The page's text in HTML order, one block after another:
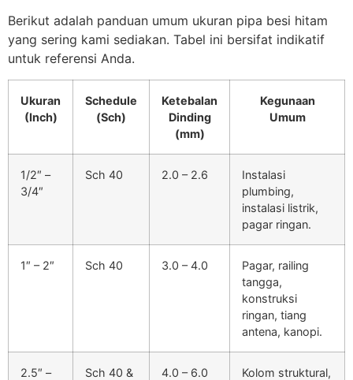
Berikut adalah panduan umum ukuran pipa besi hitam
yang sering kami sediakan. Tabel ini bersifat indikatif
untuk referensi Anda.
Ukuran
(Inch)
Schedule
(Sch)
Ketebalan
Dinding
(mm)
Kegunaan
Umum
1/2″ –
3/4″
Sch 40 2.0 – 2.6
Instalasi
plumbing,
instalasi listrik,
pagar ringan.
1″ – 2″ Sch 40 3.0 – 4.0
Pagar, railing
tangga,
konstruksi
ringan, tiang
antena, kanopi.
2.5″ –
Sch 40 &
4.0 – 6.0
Kolom struktural,